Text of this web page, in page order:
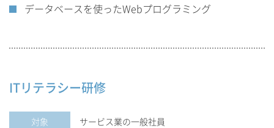
データベースを使ったWebプログラミング
ITリテラシー研修
対象 サービス業の一般社員